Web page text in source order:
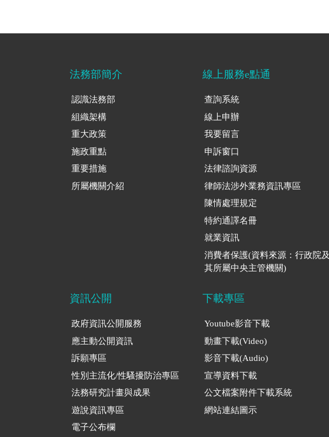
法務部簡介
認識法務部
組織架構
重大政策
施政重點
重要措施
所屬機關介紹
線上服務e點通
查詢系統
線上申辦
我要留言
申訴窗口
法律諮詢資源
律師法涉外業務資訊專區
陳情處理規定
特約通譯名冊
就業資訊
消費者保護(資料來源：行政院及
其所屬中央主管機關)
資訊公開
政府資訊公開服務
應主動公開資訊
訴願專區
性別主流化/性騷擾防治專區
法務研究計畫與成果
遊說資訊專區
電子公布欄
下載專區
Youtube影音下載
動畫下載(Video)
影音下載(Audio)
宣導資料下載
公文檔案附件下載系統
網站連結圖示